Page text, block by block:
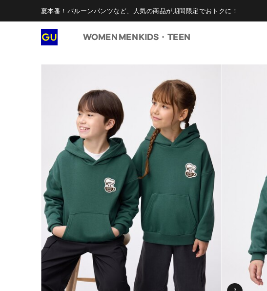
夏本番！バルーンパンツなど、人気の商品が期間限定でおトクに！
WOMEN MENKIDS・TEEN